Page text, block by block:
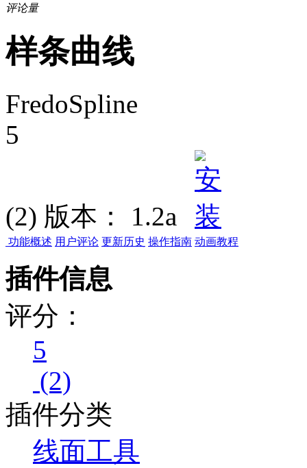
评论量
样条曲线
FredoSpline
5
(2) 版本： 1.2a
功能概述 用户评论 更新历史 操作指南 动画教程
插件信息
评分：
5
(2)
插件分类
线面工具